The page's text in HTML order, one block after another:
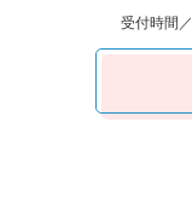
受付時間／